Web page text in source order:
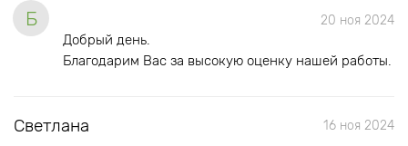
Б 20 ноя 2024
Добрый день.
Благодарим Вас за высокую оценку нашей работы.
Светлана 16 ноя 2024